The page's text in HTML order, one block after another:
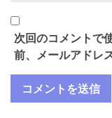
次回のコメントで
前、メールアドレ